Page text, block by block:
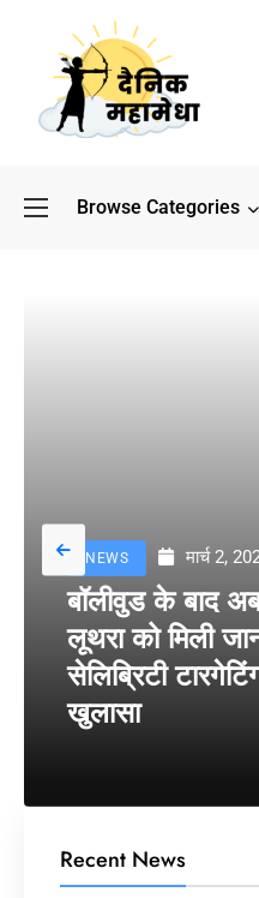
Browse Categories
NEWS मार्च 2,
बॉलीवुड के बाद
लूथरा को मिली
सेलिब्रिटी
खुलासा
Recent News